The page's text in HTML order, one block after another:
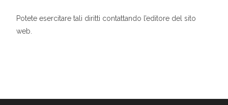
Potete esercitare tali diritti contattando l’editore del sito
web.